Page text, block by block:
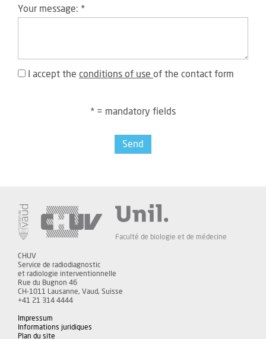
Your message: *
I accept the conditions of use of the contact form
* = mandatory fields
Send
Faculté de biologie et de médecine
CHUV
Service de radiodiagnostic
et radiologie interventionnelle
Rue du Bugnon 46
CH-1011 Lausanne, Vaud, Suisse
+41 21 314 4444
Impressum
Informations juridiques
Plan du site